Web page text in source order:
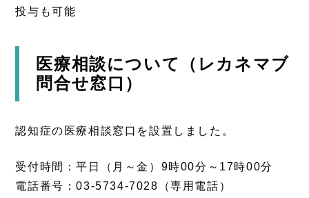
投与も可能
医療相談について（レカネマブ
問合せ窓口）
認知症の医療相談窓口を設置しました。
受付時間：平日（月～金）9時00分～17時00分
電話番号：03-5734-7028（専用電話）